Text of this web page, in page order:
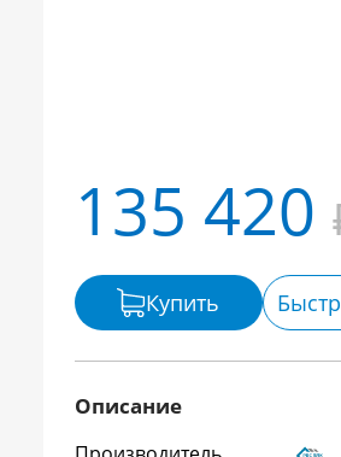
135 420
Купить
Описание